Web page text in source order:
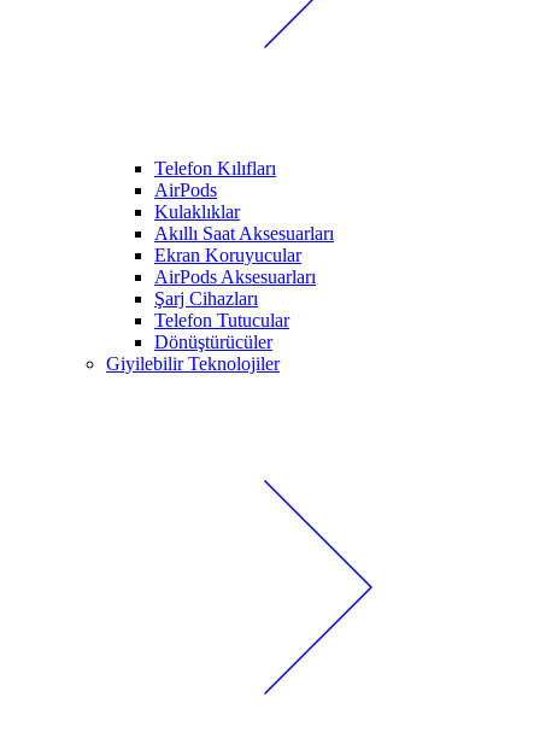
Telefon Kılıfları
AirPods
Kulaklıklar
Akıllı Saat Aksesuarları
Ekran Koruyucular
AirPods Aksesuarları
Şarj Cihazları
Telefon Tutucular
Dönüştürücüler
Giyilebilir Teknolojiler